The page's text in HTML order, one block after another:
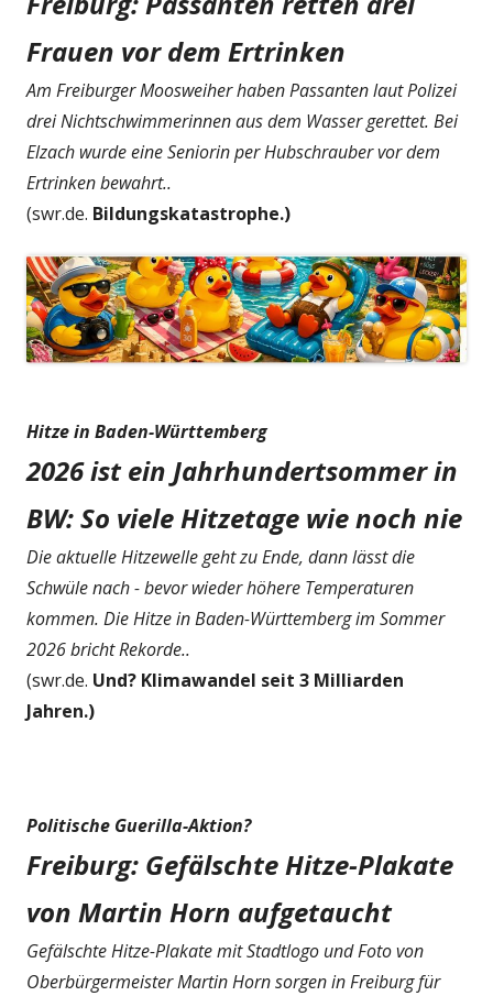
Frauen vor dem Ertrinken
Am Freiburger Moosweiher haben Passanten laut Polizei
drei Nichtschwimmerinnen aus dem Wasser gerettet. Bei
Elzach wurde eine Seniorin per Hubschrauber vor dem
Ertrinken bewahrt..
(swr.de. Bildungskatastrophe.)
Hitze in Baden-Württemberg
2026 ist ein Jahrhundertsommer in
BW: So viele Hitzetage wie noch nie
Die aktuelle Hitzewelle geht zu Ende, dann lässt die
Schwüle nach - bevor wieder höhere Temperaturen
kommen. Die Hitze in Baden-Württemberg im Sommer
2026 bricht Rekorde..
(swr.de. Und? Klimawandel seit 3 Milliarden
Jahren.)
Politische Guerilla-Aktion?
Freiburg: Gefälschte Hitze-Plakate
von Martin Horn aufgetaucht
Gefälschte Hitze-Plakate mit Stadtlogo und Foto von
Oberbürgermeister Martin Horn sorgen in Freiburg für